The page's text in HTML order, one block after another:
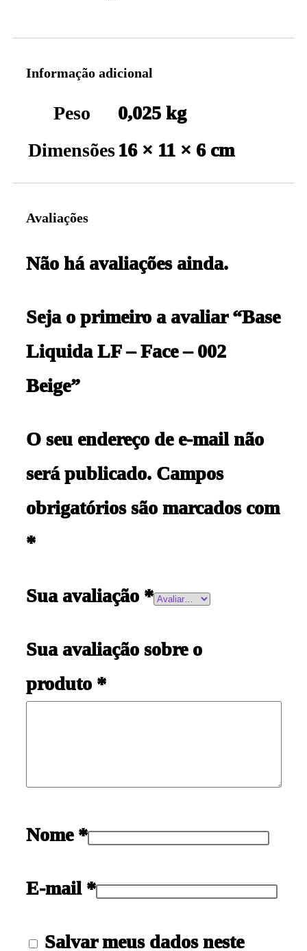
Informação adicional
Peso
0,025 kg
Dimensões16 × 11 × 6 cm
Avaliações
Não há avaliações ainda.
Seja o primeiro a avaliar “Base
Liquida LF – Face – 002
Beige”
O seu endereço de e-mail não
será publicado. Campos
obrigatórios são marcados com
*
Sua avaliação *
Sua avaliação sobre o
produto *
Nome *
E-mail *
Salvar meus dados neste